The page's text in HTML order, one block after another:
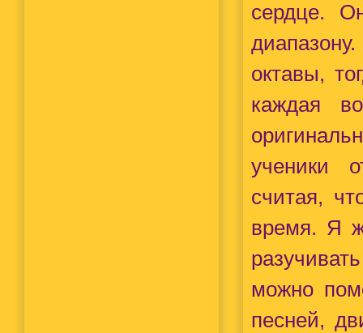
сердце.
октавы,
каждая
ученики
считая,
время. Я
можно
песней,